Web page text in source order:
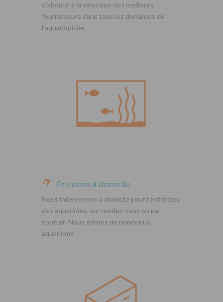
d’aboutir à la sélection des meilleurs
fournisseurs dans tous les domaines de
l’aquariophilie.
Entretien à domicile
Nous intervenons a domicile pour l’entretien
des aquariums, sur rendez-vous ou par
contrat. Nous gérons de nombreux
aquariums